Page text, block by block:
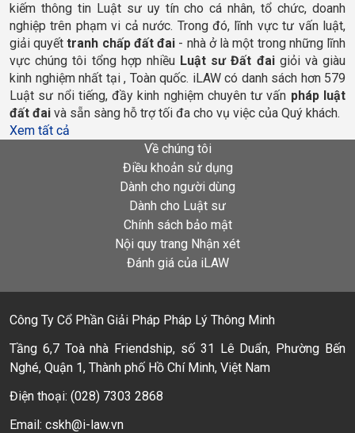
kiếm thông tin Luật sư uy tín cho cá nhân, tổ chức, doanh
nghiệp trên phạm vi cả nước. Trong đó, lĩnh vực tư vấn luật,
giải quyết tranh chấp đất đai - nhà ở là một trong những lĩnh
vực chúng tôi tổng hợp nhiều Luật sư Đất đai giỏi và giàu
kinh nghiệm nhất tại , Toàn quốc. iLAW có danh sách hơn 579
Luật sư nổi tiếng, đầy kinh nghiệm chuyên tư vấn pháp luật
đất đai và sẵn sàng hỗ trợ tối đa cho vụ việc của Quý khách.
Xem tất cả
Về chúng tôi
Điều khoản sử dụng
Dành cho người dùng
Dành cho Luật sư
Chính sách bảo mật
Nội quy trang Nhận xét
Đánh giá của iLAW
Công Ty Cổ Phần Giải Pháp Pháp Lý Thông Minh
Tầng 6,7 Toà nhà Friendship, số 31 Lê Duẩn, Phường Bến
Nghé, Quận 1, Thành phố Hồ Chí Minh, Việt Nam
Điện thoại: (028) 7303 2868
Email: cskh@i-law.vn